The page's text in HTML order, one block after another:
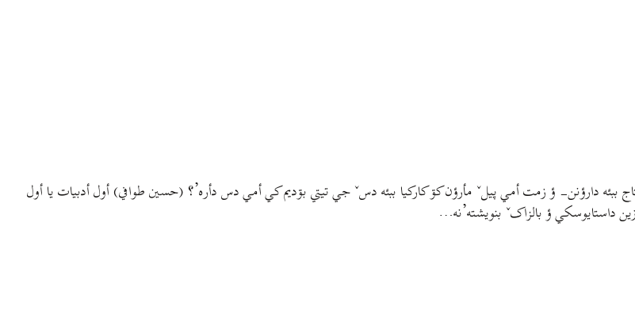
ببئه دارؤنن- ؤ زمت أمي پیلˇ مأرؤن کۊ کارکیا ببئه دسˇ جي تیتي بۊدیم کي أمي دس دأره’؟ (حسین طوافي) أول أدبيات یا أول
داستایوسکي ؤ بالزاکˇ بنويشته’نه…